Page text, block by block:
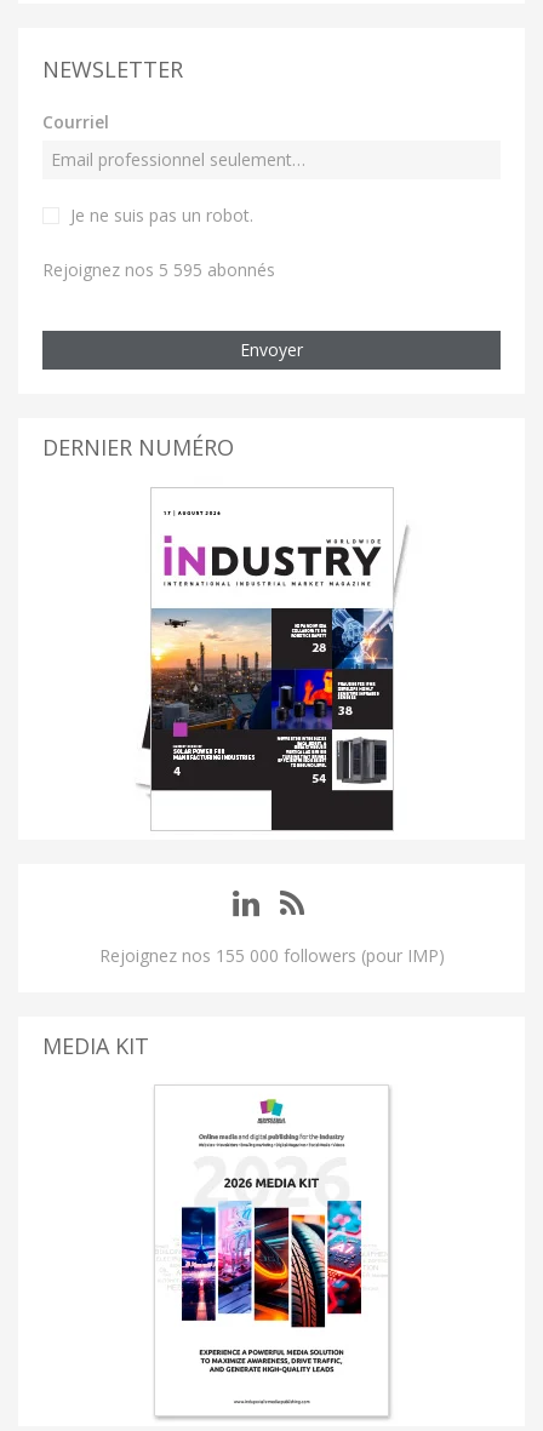
NEWSLETTER
Courriel
Je ne suis pas un robot.
Rejoignez nos 5 595 abonnés
Envoyer
DERNIER NUMÉRO
Rejoignez nos 155 000 followers (pour IMP)
MEDIA KIT